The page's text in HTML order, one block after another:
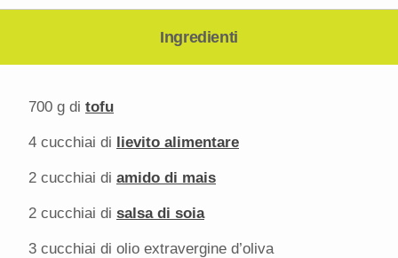
Ingredienti
700 g di tofu
4 cucchiai di lievito alimentare
2 cucchiai di amido di mais
2 cucchiai di salsa di soia
3 cucchiai di olio extravergine d’oliva